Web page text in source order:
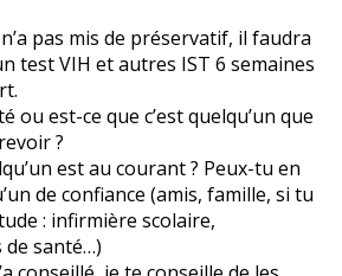
pas mis de préservatif, il faudra
test VIH et autres IST 6 semaines
ou est-ce que c’est quelqu’un que
?
est au courant ? Peux-tu en
de confiance (amis, famille, si tu
: infirmière scolaire,
santé…)